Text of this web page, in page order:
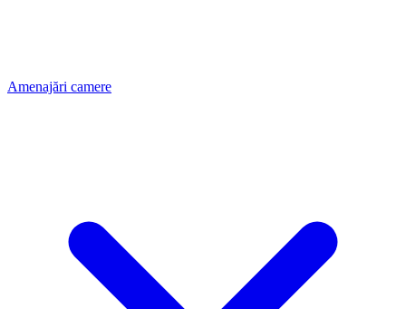
Amenajări camere